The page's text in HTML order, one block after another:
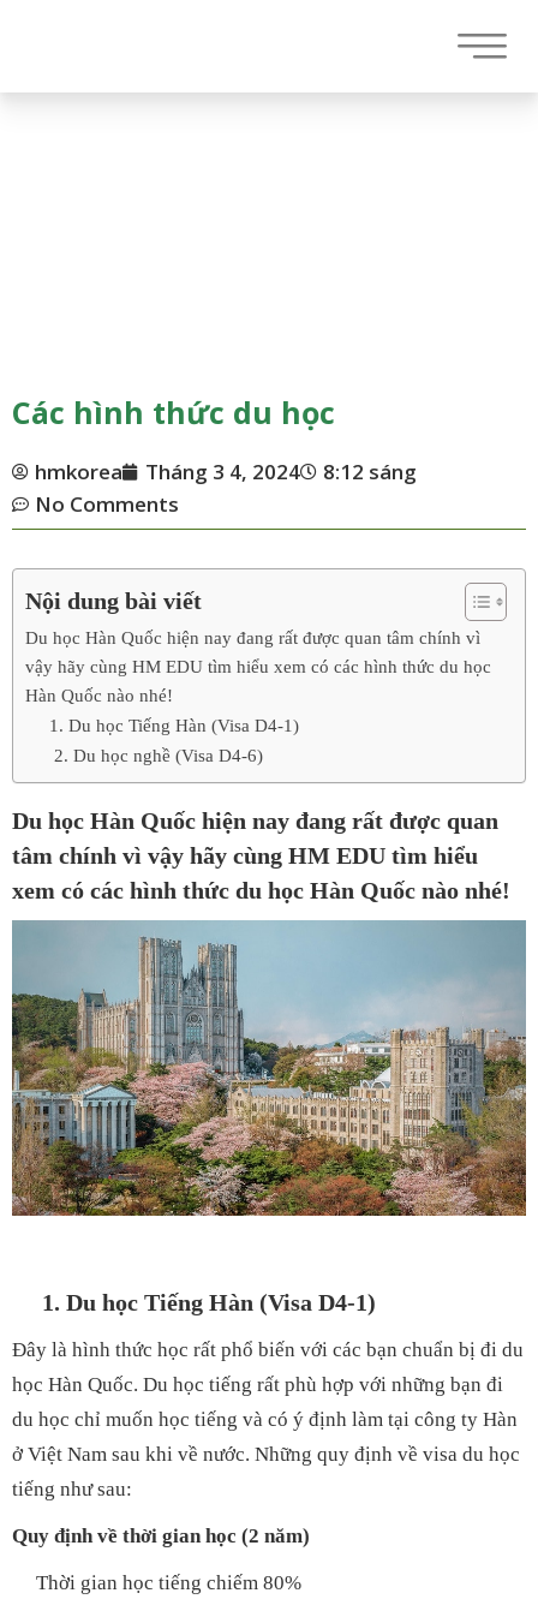
Các hình thức du học
hmkorea Tháng 3 4, 2024
8:12 sáng
No Comments
Nội dung bài viết
Du học Hàn Quốc hiện nay đang rất được quan tâm chính vì
vậy hãy cùng HM EDU tìm hiểu xem có các hình thức du học
Hàn Quốc nào nhé!
1. Du học Tiếng Hàn (Visa D4-1)
2. Du học nghề (Visa D4-6)
Du học Hàn Quốc hiện nay đang rất được quan
tâm chính vì vậy hãy cùng HM EDU tìm hiểu
xem có các hình thức du học Hàn Quốc nào nhé!
1. Du học Tiếng Hàn (Visa D4-1)
Đây là hình thức học rất phổ biến với các bạn chuẩn bị đi du
học Hàn Quốc. Du học tiếng rất phù hợp với những bạn đi
du học chỉ muốn học tiếng và có ý định làm tại công ty Hàn
ở Việt Nam sau khi về nước. Những quy định về visa du học
tiếng như sau:
Quy định về thời gian học (2 năm)
Thời gian học tiếng chiếm 80%